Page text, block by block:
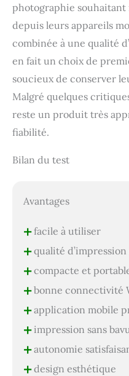
photographie
depuis leurs appareils
combinée à une qualité
en fait un choix de
soucieux de conserver
Malgré quelques
reste un produit très
fiabilité.
Bilan du test
Avantages
+facile à utiliser
+qualité d’impression
+compacte et
+bonne connectivité
+application mobile
+impression sans
+autonomie
+design esthétique